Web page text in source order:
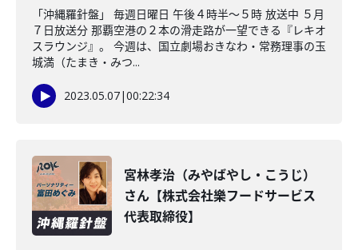
「沖縄羅針盤」 毎週日曜日 午後４時半～５時 放送中 ５月
７日放送分 那覇空港の２本の滑走路が一望できる『レキオ
スラウンジ』。 今週は、国立劇場おきなわ・常務理事の玉
城満（たまき・みつ...
2023.05.07|00:22:34
宮林孝治（みやばやし・こうじ）
さん【株式会社樂フードサービス
代表取締役】